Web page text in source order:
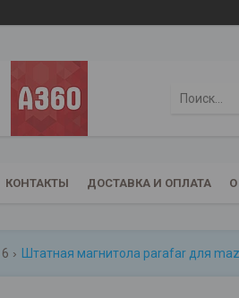
КОНТАКТЫ ДОСТАВКА И ОПЛАТА
6 Штатная магнитола parafar для